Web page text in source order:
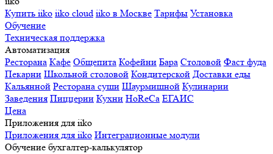
Купить iiko iiko cloud iiko в Москве Тарифы Установка
Обучение
Техническая поддержка
Автоматизация
Ресторана Кафе Общепита Кофейни Бара Столовой Фаст фуда
Пекарни Школьной столовой Кондитерской Доставки еды
Кальянной Ресторана суши Шаурмишной Кулинарии
Заведения Пиццерии Кухни HoReCa ЕГАИС
Цена
Приложения для iiko
Приложения для iiko Интеграционные модули
Обучение бухгалтер-калькулятор